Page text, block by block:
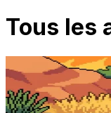
Tous les